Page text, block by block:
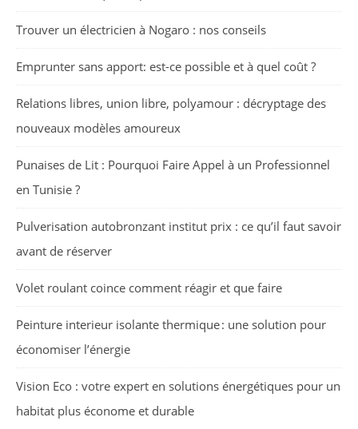
Trouver un électricien à Nogaro : nos conseils
Emprunter sans apport: est-ce possible et à quel coût ?
Relations libres, union libre, polyamour : décryptage des
nouveaux modèles amoureux
Punaises de Lit : Pourquoi Faire Appel à un Professionnel
en Tunisie ?
Pulverisation autobronzant institut prix : ce qu’il faut savoir
avant de réserver
Volet roulant coince comment réagir et que faire
Peinture interieur isolante thermique : une solution pour
économiser l’énergie
Vision Eco : votre expert en solutions énergétiques pour un
habitat plus économe et durable